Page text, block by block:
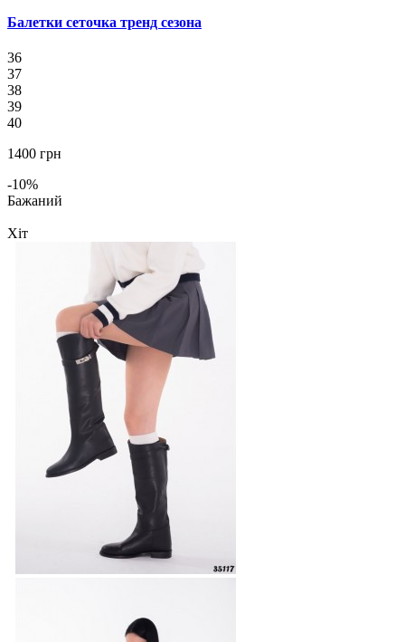
Балетки сеточка тренд сезона
36
37
38
39
40
1400 грн
-10%
Бажаний
Хіт